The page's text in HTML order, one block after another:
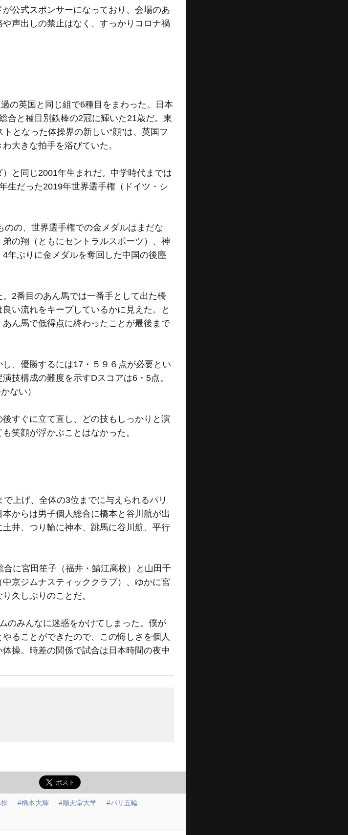
公式スポンサーになっており、会場のあ
声出しの禁止はなく、すっかりコロナ禍
の英国と同じ組で6種目をまわった。日本
合と種目別鉄棒の2冠に輝いた21歳だ。東
となった体操界の新しい“顔”は、英国フ
大きな拍手を浴びていた。
と同じ2001年生まれだ。中学時代までは
生だった2019年世界選手権（ドイツ・シ
の、世界選手権での金メダルはまだな
の翔（ともにセントラルスポーツ）、神
年ぶりに金メダルを奪回した中国の後塵
2番目のあん馬では一番手として出た橋
い流れをキープしているかに見えた。と
ん馬で低得点に終わったことが最後まで
、優勝するには17・５９６点が必要とい
技構成の難度を示すDスコアは6・5点。
ない）
すぐに立て直し、どの技もしっかりと演
笑顔が浮かぶことはなかった。
上げ、全体の3位までに与えられるパリ
からは男子個人総合に橋本と谷川航が出
井、つり輪に神本、跳馬に谷川航、平行
に宮田笙子（福井・鯖江高校）と山田千
京ジムナスティッククラブ）、ゆかに宮
久しぶりのことだ。
のみんなに迷惑をかけてしまった。僕が
ることができたので、この悔しさを個人
操。時差の関係で試合は日本時間の夜中
#橋本大輝 #順天堂大学 #パリ五輪